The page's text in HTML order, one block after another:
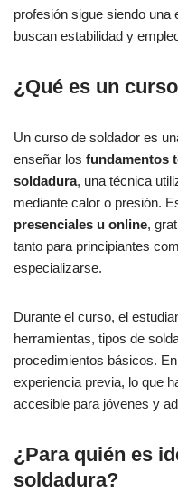
profesión sigue siendo una
buscan estabilidad y
¿Qué es un
Un curso de soldador es
enseñar los fundamentos
soldadura, una técnica
mediante calor o presión.
presenciales u online,
tanto para principiantes
especializarse.
Durante el curso, el
herramientas, tipos de
procedimientos básicos.
experiencia previa, lo que
accesible para jóvenes y
¿Para quién es
soldadura?